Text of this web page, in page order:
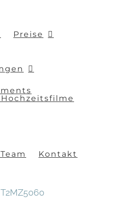
Preise
Kontakt
T2MZ5060